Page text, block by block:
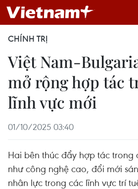
CHÍNH TRỊ
Việt Nam-
mở rộng hợp tác
lĩnh vực mới
01/10/2025 03:40
Hai bên thúc đẩy hợp tác trong
như công nghệ cao, đổi mới
nhân lực trong các lĩnh vực trí